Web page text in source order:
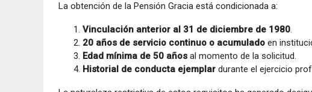
La obtención de la Pensión Gracia está condicionada a:
Vinculación anterior al 31 de diciembre de 1980.
20 años de servicio continuo o acumulado en
Edad mínima de 50 años al momento de la solicitud.
Historial de conducta ejemplar durante el ejercicio